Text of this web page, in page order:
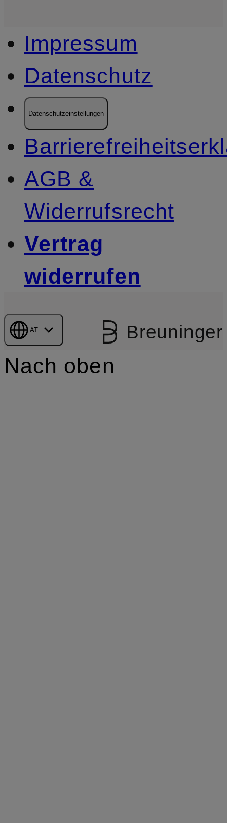
Impressum
Datenschutz
Datenschutzeinstellungen
AGB &
Widerrufsrecht
Vertrag
widerrufen
AT Breuninger
Nach oben